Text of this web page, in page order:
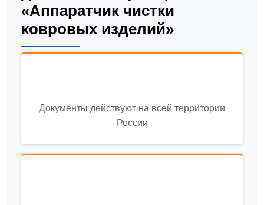
«Аппаратчик чистки
ковровых изделий»
Документы действуют на всей территории
России